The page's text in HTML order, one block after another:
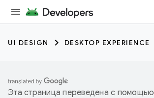
UI DESIGN DESKTOP EXPERIENCE
Эта страница переведена с помощью